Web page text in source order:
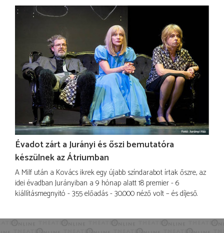
Évadot zárt a Jurányi és őszi bemutatóra
készülnek az Átriumban
A Milf után a Kovács ikrek egy újabb színdarabot írtak őszre, az
idei évadban Jurányiban a 9 hónap alatt 18 premier - 6
kiállításmegnyitó - 355 előadás - 30.000 néző volt – és díjeső.